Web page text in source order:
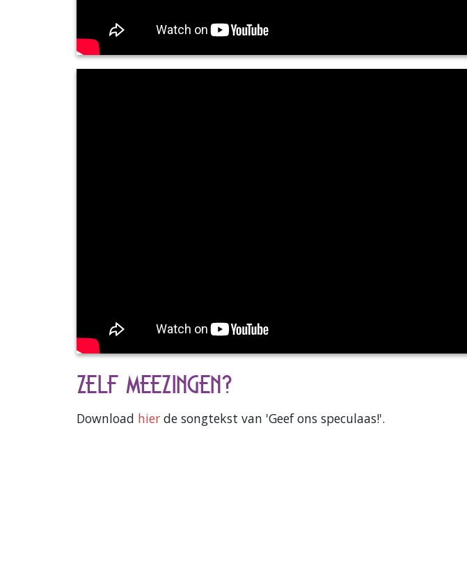
Zelf meezingen?
Download hier de songtekst van 'Geef ons speculaas!'.